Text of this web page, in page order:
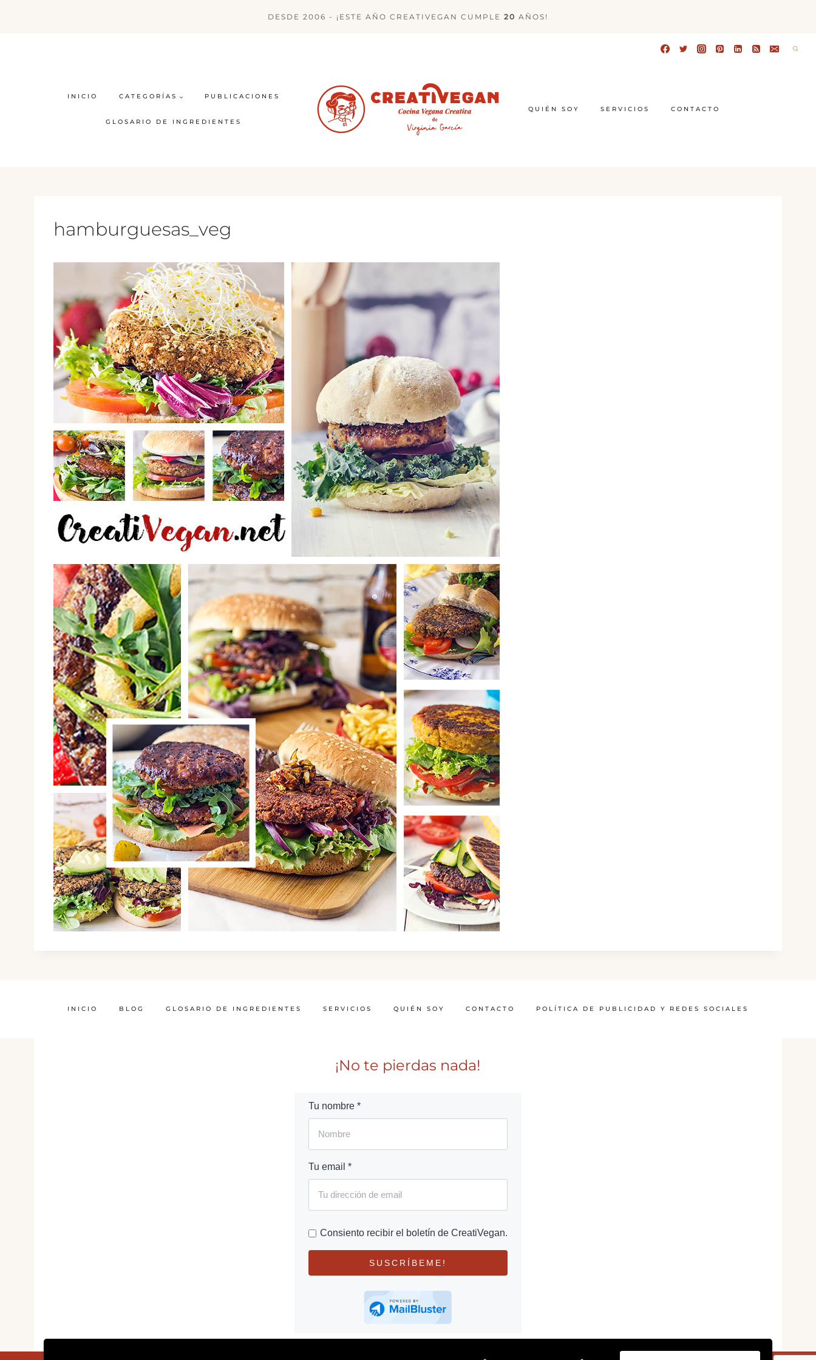
DESDE 2006 - ¡ESTE AÑO CREATIVEGAN CUMPLE 20 AÑOS!
INICIO CATEGORÍAS PUBLICACIONES
GLOSARIO DE INGREDIENTES
QUIÉN SOY SERVICIOS CONTACTO
hamburguesas_veg
INICIO BLOG GLOSARIO DE INGREDIENTES SERVICIOS QUIÉN SOY CONTACTO POLÍTICA DE PUBLICIDAD Y REDES SOCIALES
¡No te pierdas nada!
Tu nombre *
Tu email *
Consiento recibir el boletín de CreatiVegan.
SUSCRÍBEME!